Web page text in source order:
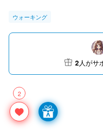
ウォーキング
2
2人がサ